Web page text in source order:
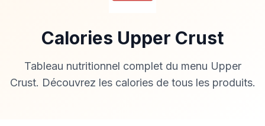
Calories Upper Crust
Tableau nutritionnel complet du menu Upper
Crust. Découvrez les calories de tous les produits.